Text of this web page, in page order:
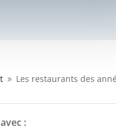
9 Les restaurants des
: